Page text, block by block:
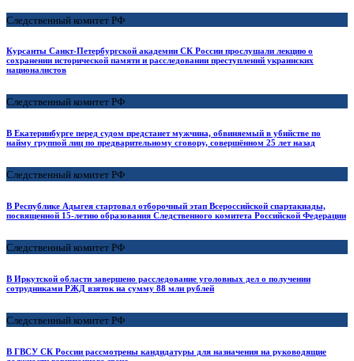
Следственный комитет РФ
Курсанты Санкт-Петербургской академии СК России прослушали лекцию о
сохранении исторической памяти и расследовании преступлений украинских
националистов
Следственный комитет РФ
В Екатеринбурге перед судом предстанет мужчина, обвиняемый в убийстве по
найму группой лиц по предварительному сговору, совершённом 25 лет назад
Следственный комитет РФ
В Республике Адыгея стартовал отборочный этап Всероссийской спартакиады,
посвященной 15-летию образования Следственного комитета Российской Федерации
Следственный комитет РФ
В Иркутской области завершено расследование уголовных дел о получении
сотрудниками РЖД взяток на сумму 88 млн рублей
Следственный комитет РФ
В ГВСУ СК России рассмотрены кандидатуры для назначения на руководящие